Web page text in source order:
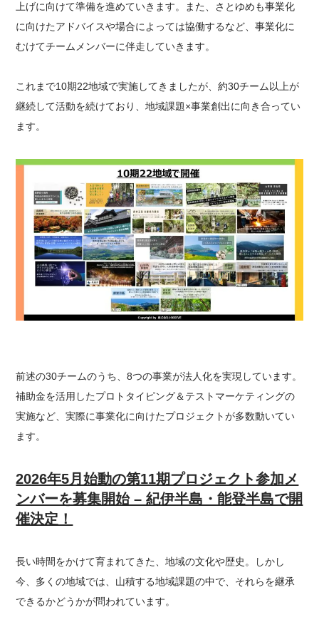
上げに向けて準備を進めていきます。また、さとゆめも事業化
に向けたアドバイスや場合によっては協働するなど、事業化に
むけてチームメンバーに伴走していきます。
これまで10期22地域で実施してきましたが、約30チーム以上が
継続して活動を続けており、地域課題×事業創出に向き合ってい
ます。
前述の30チームのうち、8つの事業が法人化を実現しています。
補助金を活用したプロトタイピング＆テストマーケティングの
実施など、実際に事業化に向けたプロジェクトが多数動いてい
ます。
2026年5月始動の第11期プロジェクト参加メ
ンバーを募集開始 – 紀伊半島・能登半島で開
催決定！
長い時間をかけて育まれてきた、地域の文化や歴史。しかし
今、多くの地域では、山積する地域課題の中で、それらを継承
できるかどうかが問われています。